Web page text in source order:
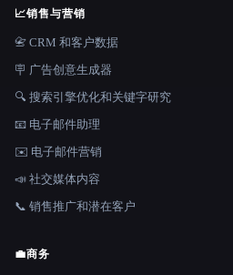
📈销售与营销
📇 CRM 和客户数据
🪧 广告创意生成器
🔍 搜索引擎优化和关键字研究
📧 电子邮件助理
✉️ 电子邮件营销
📣 社交媒体内容
📞 销售推广和潜在客户
💼商务